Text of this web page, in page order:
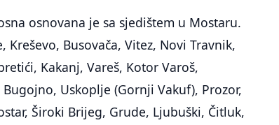
osnovana je sa sjedištem u Mostaru.
Kreševo, Busovača, Vitez, Novi Travnik,
Kakanj, Vareš, Kotor Varoš,
Uskoplje (Gornji Vakuf), Prozor,
Široki Brijeg, Grude, Ljubuški, Čitluk,